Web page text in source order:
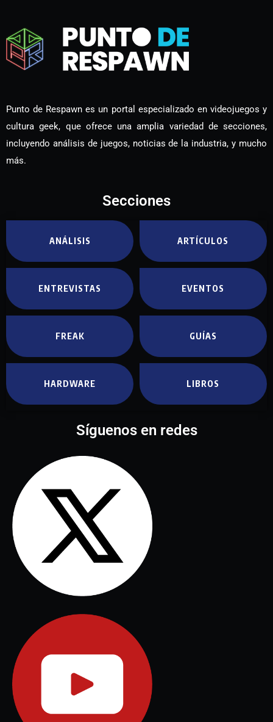
Punto de Respawn es un portal especializado en videojuegos y
cultura geek, que ofrece una amplia variedad de secciones,
incluyendo análisis de juegos, noticias de la industria, y mucho
más.
Secciones
ANÁLISIS ARTÍCULOS
ENTREVISTAS EVENTOS
FREAK GUÍAS
HARDWARE LIBROS
Síguenos en redes